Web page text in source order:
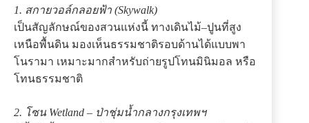
1. สกายวอล์กลอยฟ้า (Skywalk)
เป็นสัญลักษณ์ของสวนแห่งนี้ ทางเดินไม้–ปูนที่สูง
เหนือพื้นดิน มองเห็นธรรมชาติรอบด้านได้แบบพา
โนรามา เหมาะมากสำหรับถ่ายรูปโทนมินิมอล หรือ
โทนธรรมชาติ
2. โซน Wetland – ป่าชุ่มน้ำกลางกรุงเทพฯ